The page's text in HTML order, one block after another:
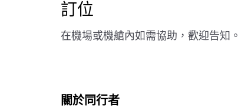
訂位
在機場或機艙內如需協助，歡迎告知。
關於同行者